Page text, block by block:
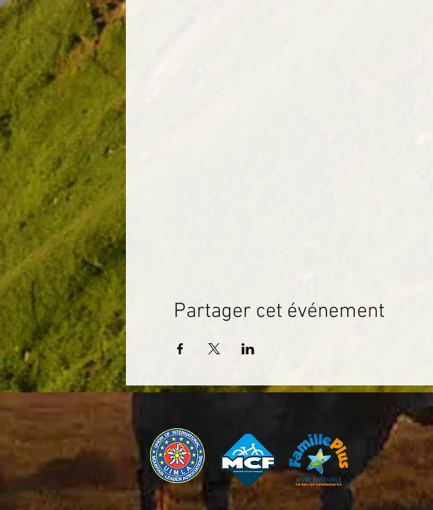
Partager cet événement